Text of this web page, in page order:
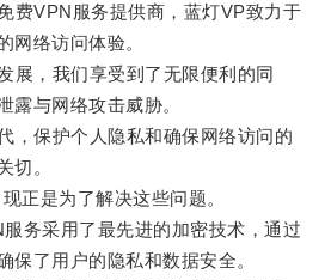
VPN服务提供商，蓝灯VP致力于
网络访问体验。
，我们享受到了无限便利的同
露与网络攻击威胁。
保护个人隐私和确保网络访问的
切。
是为了解决这些问题。
采用了最先进的加密技术，通过
保了用户的隐私和数据安全。